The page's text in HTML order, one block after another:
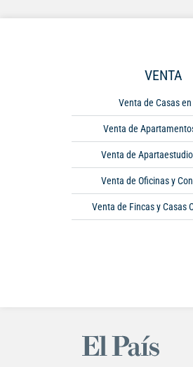
VENTA
Venta de Casas
Venta de
Venta de
Venta de Oficinas y
Venta de Fincas y Casas